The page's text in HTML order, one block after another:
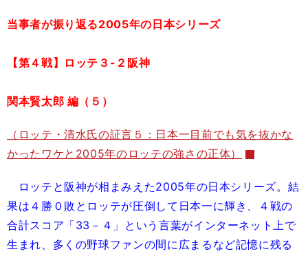
当事者が振り返る2005年の日本シリーズ
【第４戦】ロッテ３-２阪神
関本賢太郎 編（５）
（ロッテ・清水氏の証言５：日本一目前でも気を抜かな
かったワケと2005年のロッテの強さの正体）
ロッテと阪神が相まみえた2005年の日本シリーズ。結
果は４勝０敗とロッテが圧倒して日本一に輝き、４戦の
合計スコア「33－４」という言葉がインターネット上で
生まれ、多くの野球ファンの間に広まるなど記憶に残る